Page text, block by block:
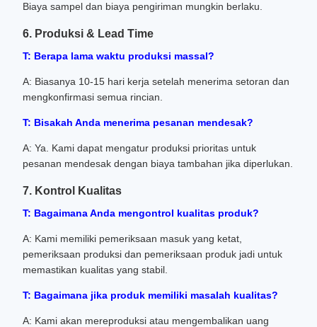
Biaya sampel dan biaya pengiriman mungkin berlaku.
6. Produksi & Lead Time
T: Berapa lama waktu produksi massal?
A: Biasanya 10-15 hari kerja setelah menerima setoran dan
mengkonfirmasi semua rincian.
T: Bisakah Anda menerima pesanan mendesak?
A: Ya. Kami dapat mengatur produksi prioritas untuk
pesanan mendesak dengan biaya tambahan jika diperlukan.
7. Kontrol Kualitas
T: Bagaimana Anda mengontrol kualitas produk?
A: Kami memiliki pemeriksaan masuk yang ketat,
pemeriksaan produksi dan pemeriksaan produk jadi untuk
memastikan kualitas yang stabil.
T: Bagaimana jika produk memiliki masalah kualitas?
A: Kami akan mereproduksi atau mengembalikan uang